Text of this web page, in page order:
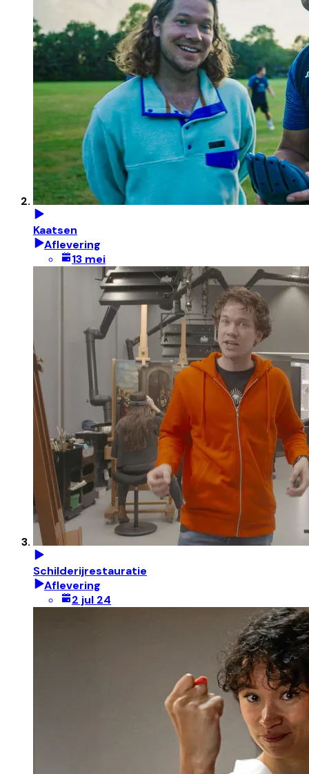
Kaatsen
Aflevering
13 mei
Schilderijrestauratie
Aflevering
2 jul 24